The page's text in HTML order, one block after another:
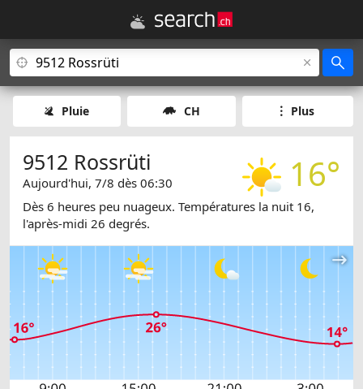
Pluie CH Plus
16°
9512 Rossrüti
Aujourd'hui, 7/8 dès 06:30
Dès 6 heures peu nuageux. Températures la nuit 16,
l'après-midi 26 degrés.